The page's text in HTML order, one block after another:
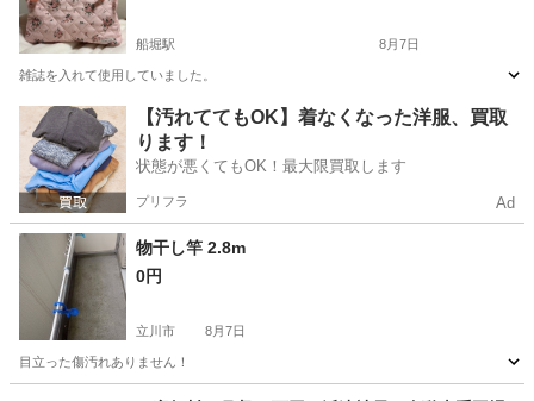
船堀駅 8月7日
雑誌を入れて使用していました。
東京 江戸川区 船堀駅 その他 しまむら
【汚れててもOK】着なくなった洋服、買取
ります！
状態が悪くてもOK！最大限買取します
プリフラ Ad
物干し竿 2.8m
0円
立川市 8月7日
目立った傷汚れありません！